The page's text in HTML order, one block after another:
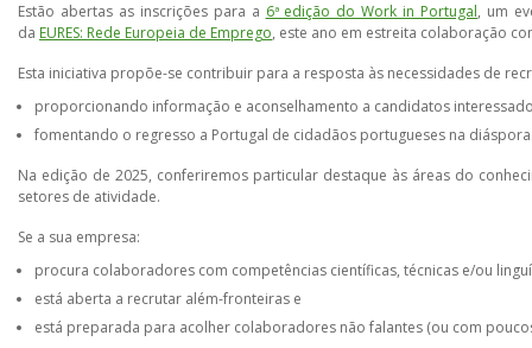
Estão abertas as inscrições para a 6ª edição do Work in Portugal, um
da EURES: Rede Europeia de Emprego, este ano em estreita colaboração
Esta iniciativa propõe-se contribuir para a resposta às necessidades de
proporcionando informação e aconselhamento a candidatos
fomentando o regresso a Portugal de cidadãos portugueses na
Na edição de 2025, conferiremos particular destaque às áreas do
setores de atividade.
Se a sua empresa:
procura colaboradores com competências científicas, técnicas e/ou
está aberta a recrutar além-fronteiras e
está preparada para acolher colaboradores não falantes (ou com